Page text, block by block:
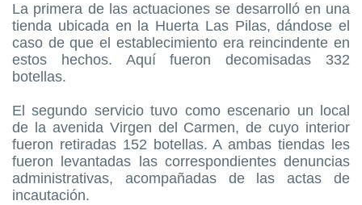
La primera de las actuaciones se desarrolló en una
tienda ubicada en la Huerta Las Pilas, dándose el
caso de que el establecimiento era reincindente en
estos hechos. Aquí fueron decomisadas 332
botellas.
El segundo servicio tuvo como escenario un local
de la avenida Virgen del Carmen, de cuyo interior
fueron retiradas 152 botellas. A ambas tiendas les
fueron levantadas las correspondientes denuncias
administrativas, acompañadas de las actas de
incautación.